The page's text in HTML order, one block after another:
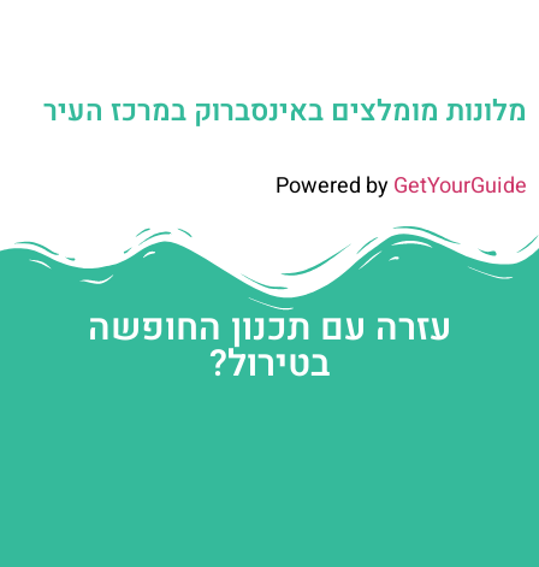
מלונות מומלצים באינסברוק במרכז העיר
Powered byGetYourGuide
עזרה עם תכנון החופשה
בטירול?